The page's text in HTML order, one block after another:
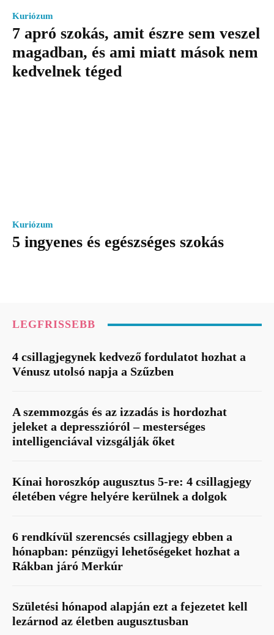
Kuriózum
7 apró szokás, amit észre sem veszel
magadban, és ami miatt mások nem
kedvelnek téged
Kuriózum
5 ingyenes és egészséges szokás
LEGFRISSEBB
4 csillagjegynek kedvező fordulatot hozhat a
Vénusz utolsó napja a Szűzben
A szemmozgás és az izzadás is hordozhat
jeleket a depresszióról – mesterséges
intelligenciával vizsgálják őket
Kínai horoszkóp augusztus 5-re: 4 csillagjegy
életében végre helyére kerülnek a dolgok
6 rendkívül szerencsés csillagjegy ebben a
hónapban: pénzügyi lehetőségeket hozhat a
Rákban járó Merkúr
Születési hónapod alapján ezt a fejezetet kell
lezárnod az életben augusztusban